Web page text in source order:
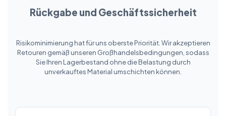
Rückgabe und Geschäftssicherheit
Risikominimierung hat für uns oberste Priorität. Wir akzeptieren
Retouren gemäß unseren Großhandelsbedingungen, sodass
Sie Ihren Lagerbestand ohne die Belastung durch
unverkauftes Material umschichten können.